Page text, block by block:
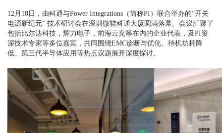
12月18日，由科通与Power Integrations（简称PI）联合举办的“开关
电源新纪元” 技术研讨会在深圳微软科通大厦圆满落幕。会议汇聚了
包括比尔达科技，辉力电子，前海云充等在内的企业代表，及PI资
深技术专家等多位嘉宾，共同围绕EMC诊断与优化、待机功耗降
低、第三代半导体应用等热点议题展开深度探讨。